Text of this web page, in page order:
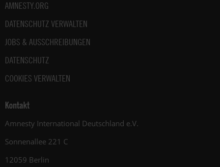
AMNESTY.ORG
DATENSCHUTZ VERWALTEN
JOBS & AUSSCHREIBUNGEN
DATENSCHUTZ
COOKIES VERWALTEN
Kontakt
Amnesty International Deutschland e.V.
Sonnenallee 221 C
12059 Berlin